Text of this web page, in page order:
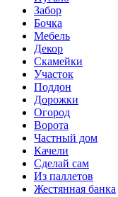
Забор
Бочка
Мебель
Декор
Скамейки
Участок
Поддон
Дорожки
Огород
Ворота
Частный дом
Качели
Сделай сам
Из паллетов
Жестянная банка